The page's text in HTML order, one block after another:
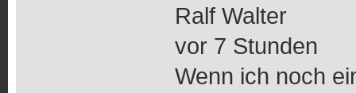
Ralf Walter
vor 7 Stunden
Wenn ich noch